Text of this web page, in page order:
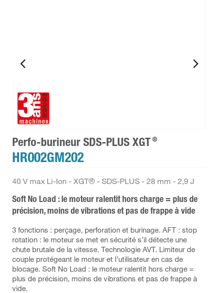
Perfo-burineur SDS-PLUS XGT ®
HR002GM202
40 V max Li-Ion - XGT® - SDS-PLUS - 28 mm - 2,9 J
Soft No Load : le moteur ralentit hors charge = plus de
précision, moins de vibrations et pas de frappe à vide
3 fonctions : perçage, perforation et burinage. AFT : stop
rotation : le moteur se met en sécurité s’il détecte une
chute brutale de la vitesse. Technologie AVT. Limiteur de
couple protégeant le moteur et l’utilisateur en cas de
blocage. Soft No Load : le moteur ralentit hors charge =
plus de précision, moins de vibrations et pas de frappe à
vide.